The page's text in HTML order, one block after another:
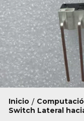
Inicio /
Switch Lateral